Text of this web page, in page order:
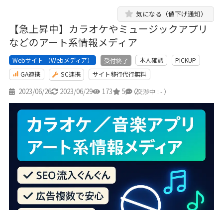
【急上昇中】カラオケやミュージックアプリ
などのアート系情報メディア
気になる（値下げ通知）
Webサイト （Webメディア） 受付終了 本人確認
PICKUP
GA連携
SC連携 サイト移行代行無料
2023/06/26 2023/06/29 173 5 2
（交渉中 : - ）